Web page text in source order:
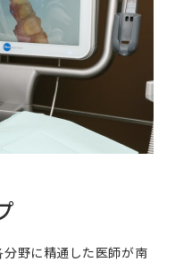
野に精通した医師が南